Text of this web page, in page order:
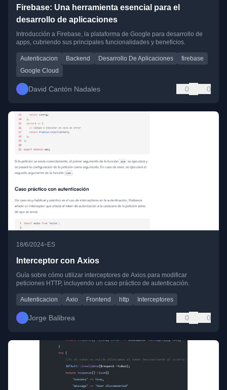
Firebase: Una herramienta esencial para el
desarrollo de aplicaciones
Introducción a Firebase, la plataforma de Google para desarrollo de
apps, cubriendo sus principales funcionalidades y beneficios.
Autenticacion Backend Desarrollo De Aplicaciones
firebase
Google Cloud
David Cantón Nadales 0 0
18/6/2024• ES
Interceptor con Axios
Guía sobre cómo utilizar interceptores de Axios para modificar
peticiones HTTP, incluyendo un caso práctico de autenticación.
Autenticacion Axio Frontend http Interceptores
Jorge Balibrea 0 0